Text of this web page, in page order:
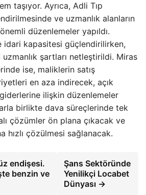
taşıyor. Ayrıca, Adli Tıp
ve uzmanlık alanların
düzenlemeler yapıldı.
idari kapasitesi güçlendirilirken,
uzmanlık şartları netleştirildi. Miras
ise, maliklerin satış
en aza indirecek, açık
ilişkin düzenlemeler
birlikte dava süreçlerinde tek
çözümler ön plana çıkacak ve
hızlı çözülmesi sağlanacak.
endişesi.
benzin ve
Şans Sektöründe
Yenilikçi Locabet
Dünyası →